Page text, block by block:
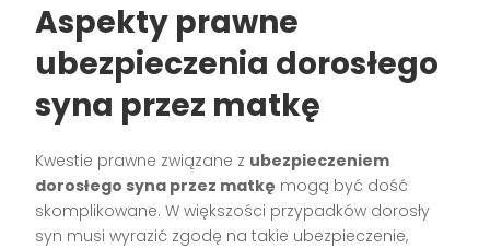
Aspekty prawne
ubezpieczenia dorosłego
syna przez matkę
Kwestie prawne związane z ubezpieczeniem
dorosłego syna przez matkę mogą być dość
skomplikowane. W większości przypadków dorosły
syn musi wyrazić zgodę na takie ubezpieczenie,